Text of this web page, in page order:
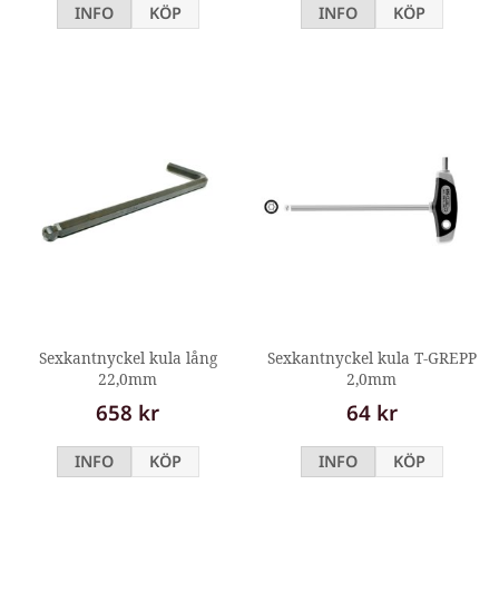
INFO KÖP INFO KÖP
Sexkantnyckel kula lång
22,0mm
658 kr
INFO KÖP
Sexkantnyckel kula T-GREPP
2,0mm
64 kr
INFO KÖP